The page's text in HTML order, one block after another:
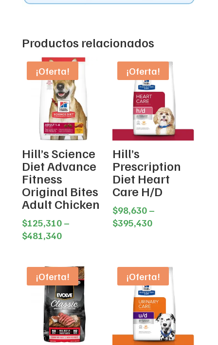
Productos relacionados
¡Oferta!
Hill’s Science
Diet Advance
Fitness
Original Bites
Adult Chicken
$125,310 –
$481,340Price
through
$481,340
¡Oferta!
Hill’s
Prescription
Diet Heart
Care H/D
$98,630 –
$395,430Price
$395,430
¡Oferta! ¡Oferta!